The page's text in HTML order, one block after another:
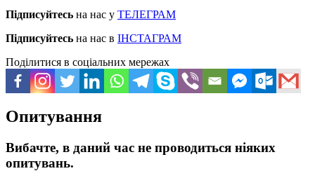
Підписуйтесь на нас у ТЕЛЕГРАМ
Підписуйтесь на нас в ІНСТАГРАМ
Поділитися в соціальних мережах
Опитування
Вибачте, в даний час не проводиться ніяких
опитувань.